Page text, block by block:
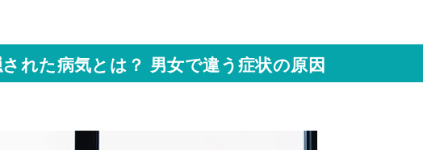
れた病気とは？ 男女で違う症状の原因